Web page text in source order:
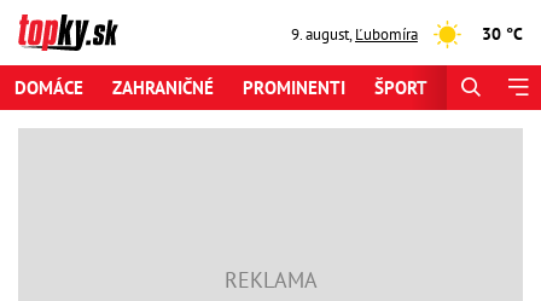
9. august,Ľubomíra 30 °C
DOMÁCE ZAHRANIČNÉ PROMINENTI ŠPORT